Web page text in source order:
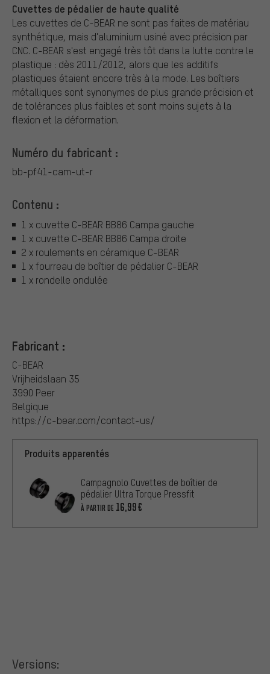
Cuvettes de pédalier de haute qualité
Les cuvettes de C-BEAR ne sont pas faites de matériau
synthétique, mais d'aluminium usiné avec précision par
CNC. C-BEAR s'est engagé très tôt dans la lutte contre le
plastique : dès 2011/2012, alors que les additifs
plastiques étaient encore très à la mode. Les boîtiers
métalliques sont synonymes de plus grande précision et
de tolérances plus faibles et sont moins sujets à la
flexion et la déformation.
Numéro du fabricant :
bb-pf41-cam-ut-r
Contenu :
1 x cuvette C-BEAR BB86 Campa gauche
1 x cuvette C-BEAR BB86 Campa droite
2 x roulements en céramique C-BEAR
1 x fourreau de boîtier de pédalier C-BEAR
1 x rondelle ondulée
Fabricant :
C-BEAR
Vrijheidslaan 35
3990 Peer
Belgique
https://c-bear.com/contact-us/
Produits apparentés
Campagnolo Cuvettes de boîtier de
pédalier Ultra Torque Pressfit
À PARTIR DE 16,99€
Versions: